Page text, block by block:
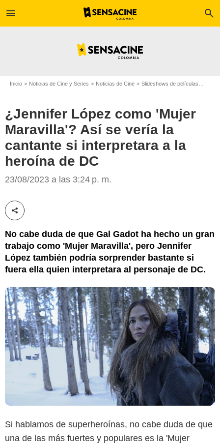
menu search
Inicio Noticias de Cine y Series Noticias de Cine Slideshows de películas
¿Jennifer López como 'Mujer
Maravilla'? Así se vería la
cantante si interpretara a la
heroína de DC
23/08/2023 a las 3:24 p. m.
Compartir esta noticia
No cabe duda de que Gal Gadot ha hecho un gran
trabajo como 'Mujer Maravilla', pero Jennifer
López también podría sorprender bastante si
fuera ella quien interpretara al personaje de DC.
Si hablamos de superheroínas, no cabe duda de que
una de las más fuertes y populares es la 'Mujer